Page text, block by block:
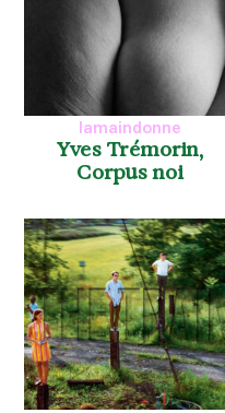
lamaindonne
Yves Trémorin,
Corpus noi